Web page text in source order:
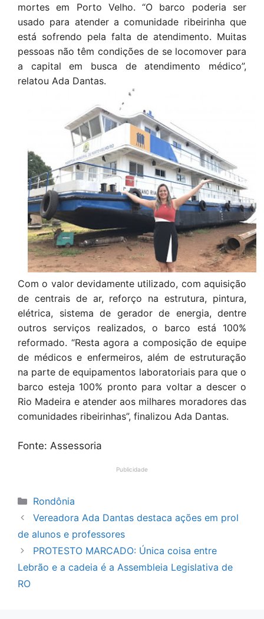
mortes em Porto Velho. “O barco poderia ser
usado para atender a comunidade ribeirinha que
está sofrendo pela falta de atendimento. Muitas
pessoas não têm condições de se locomover para
a capital em busca de atendimento médico”,
relatou Ada Dantas.
Com o valor devidamente utilizado, com aquisição
de centrais de ar, reforço na estrutura, pintura,
elétrica, sistema de gerador de energia, dentre
outros serviços realizados, o barco está 100%
reformado. “Resta agora a composição de equipe
de médicos e enfermeiros, além de estruturação
na parte de equipamentos laboratoriais para que o
barco esteja 100% pronto para voltar a descer o
Rio Madeira e atender aos milhares moradores das
comunidades ribeirinhas”, finalizou Ada Dantas.
Fonte: Assessoria
Publicidade
Categorias
Rondônia
Vereadora Ada Dantas destaca ações em prol
de alunos e professores
PROTESTO MARCADO: Única coisa entre
Lebrão e a cadeia é a Assembleia Legislativa de
RO